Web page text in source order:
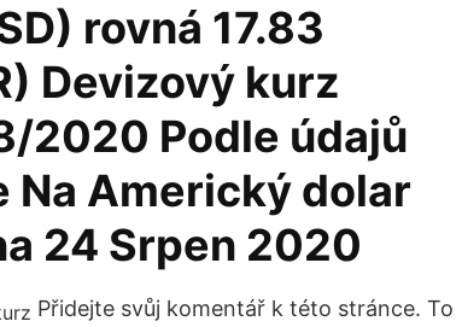
rovná 17.83
Devizový kurz
2020 Podle údajů
Na Americký dolar
24 Srpen 2020
Přidejte svůj komentář k této stránce. To